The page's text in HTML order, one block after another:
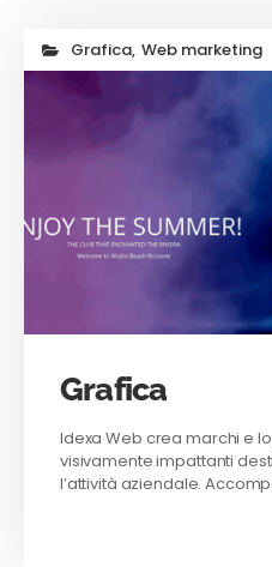
Grafica, Web marketing
Grafica
Idexa Web crea marchi e
visivamente impattanti
l’attività aziendale.